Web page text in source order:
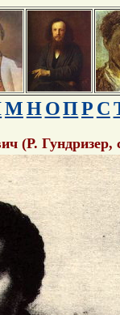
МН ОПР С
(Р. Гундризер,